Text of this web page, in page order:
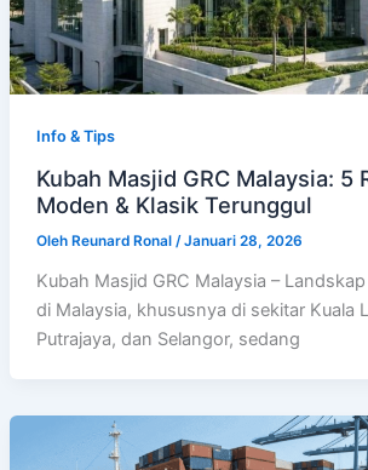
Info & Tips
Kubah Masjid GRC Malaysia: 5
Moden & Klasik Terunggul
Oleh Reunard Ronal /Januari 28, 2026
Kubah Masjid GRC Malaysia –
di Malaysia, khususnya di sekitar Kuala
Putrajaya, dan Selangor, sedang